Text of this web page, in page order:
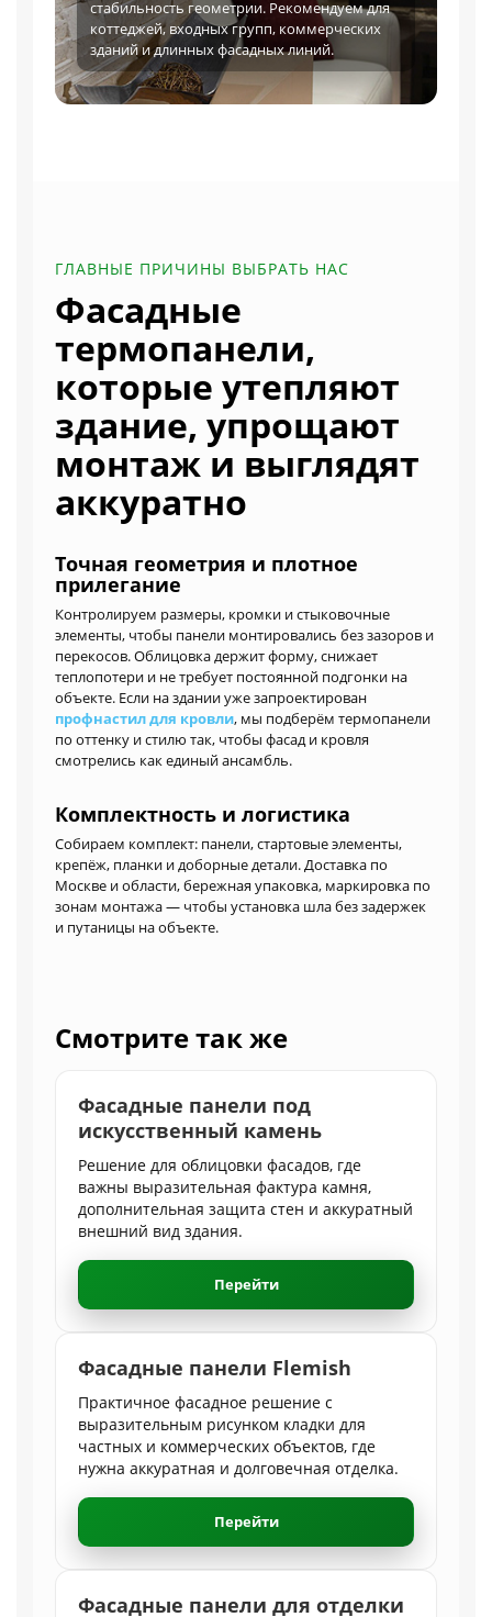
стабильность геометрии. Рекомендуем для
коттеджей, входных групп, коммерческих
зданий и длинных фасадных линий.
ГЛАВНЫЕ ПРИЧИНЫ ВЫБРАТЬ НАС
Фасадные
термопанели,
которые утепляют
здание, упрощают
монтаж и выглядят
аккуратно
Точная геометрия и плотное
прилегание
Контролируем размеры, кромки и стыковочные
элементы, чтобы панели монтировались без зазоров и
перекосов. Облицовка держит форму, снижает
теплопотери и не требует постоянной подгонки на
объекте. Если на здании уже запроектирован
профнастил для кровли, мы подберём термопанели
по оттенку и стилю так, чтобы фасад и кровля
смотрелись как единый ансамбль.
Комплектность и логистика
Собираем комплект: панели, стартовые элементы,
крепёж, планки и доборные детали. Доставка по
Москве и области, бережная упаковка, маркировка по
зонам монтажа — чтобы установка шла без задержек
и путаницы на объекте.
Смотрите так же
Фасадные панели под
искусственный камень
Решение для облицовки фасадов, где
важны выразительная фактура камня,
дополнительная защита стен и аккуратный
внешний вид здания.
Перейти
Фасадные панели Flemish
Практичное фасадное решение с
выразительным рисунком кладки для
частных и коммерческих объектов, где
нужна аккуратная и долговечная отделка.
Перейти
Фасадные панели для отделки